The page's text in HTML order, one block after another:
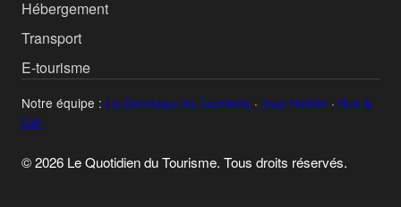
Hébergement
Transport
E-tourisme
Notre équipe : Le Quotidien du Tourisme · Tour Hebdo · Bus &
Car
© 2026 Le Quotidien du Tourisme. Tous droits réservés.